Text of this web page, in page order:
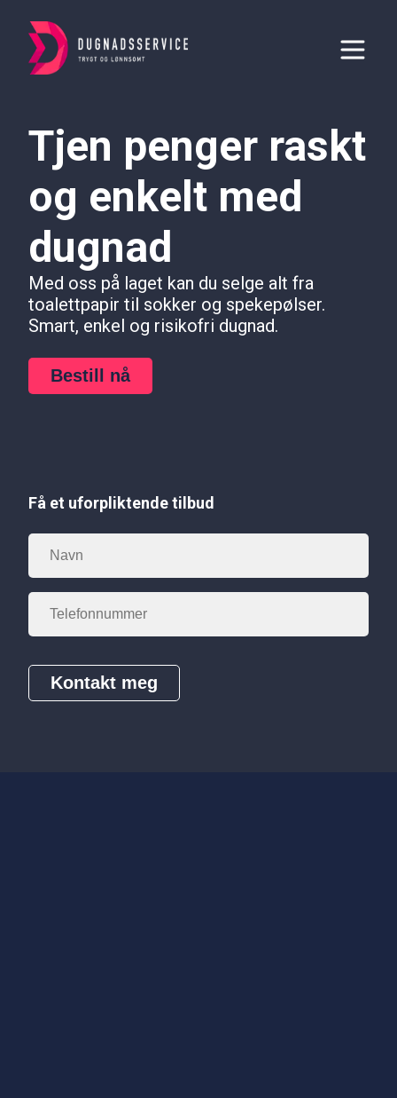
Tjen penger raskt
og enkelt med
dugnad
Med oss på laget kan du selge alt fra
toalettpapir til sokker og spekepølser.
Smart, enkel og risikofri dugnad.
Bestill nå
Få et uforpliktende tilbud
Kontakt meg